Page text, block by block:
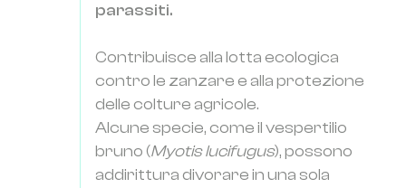
parassiti.
Contribuisce alla lotta ecologica
contro le zanzare e alla protezione
delle colture agricole.
Alcune specie, come il vespertilio
bruno (Myotis lucifugus), possono
addirittura divorare in una sola